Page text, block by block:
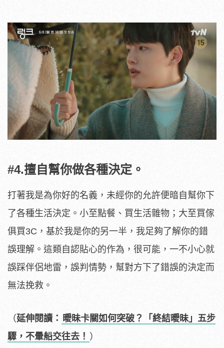
#4.擅自幫你做各種決定。
打著我是為你好的名義，未經你的允許便暗自幫你下
了各種生活決定。小至點餐、買生活雜物；大至買傢
俱買3C，基於我是你的另一半，我足夠了解你的錯
誤理解。這類自認貼心的作為，很可能，一不小心就
誤踩伴侶地雷，誤判情勢，幫對方下了錯誤的決定而
無法挽救。
（延伸閱讀： 曖昧卡關如何突破？「終結曖昧」五步
驟，不暈船交往去！ ）